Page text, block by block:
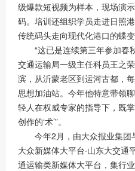
级爆款短视频为样本，现场演
码。培训还组织学员走进日照
传统码头走向现代化港口的蝶
“这已是连续第三年参加春
交通运输局一级主任科员王之
滨，从沂蒙老区到运河古都，
思想加油站。今年他特意带领
轻人在权威专家的指导下，既
创作的‘术’”。
今年2月，由大众报业集团
大众新媒体大平台·山东大交
通运输类新媒体大平台，集行